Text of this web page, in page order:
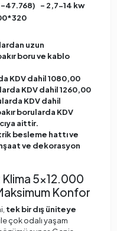
- 2,7-14 kw
uzun
boru ve kablo
KDV dahil 1080,00
KDV dahil 1260,00
KDV dahil
borularda KDV
aittir.
besleme hattı ve
ve dekorasyon
5×12.000
Konfor
tek bir dış üniteye
çok odalı yaşam